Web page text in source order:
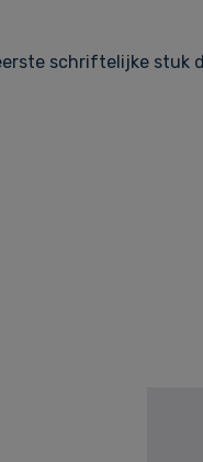
schriftelijke stuk